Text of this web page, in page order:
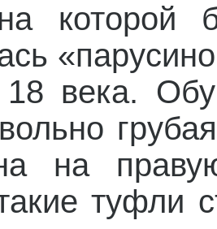
которой
18 века.
на
туфли